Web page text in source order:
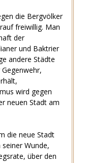
die Bergvölker
freiwillig. Man
der
und Baktrier
andere Städte
wird gegen
neuen Stadt am
die neue Stadt
Wunde,
über den